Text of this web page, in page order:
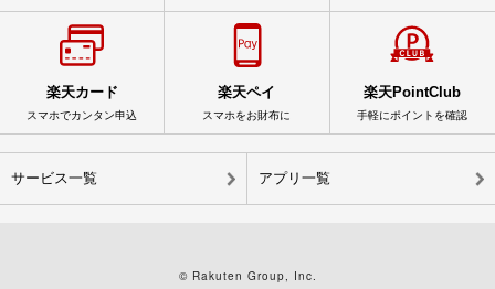
楽天カード
スマホでカンタン申込
楽天ペイ
スマホをお財布に
楽天PointClub
手軽にポイントを確認
サービス一覧 アプリ一覧
© Rakuten Group, Inc.